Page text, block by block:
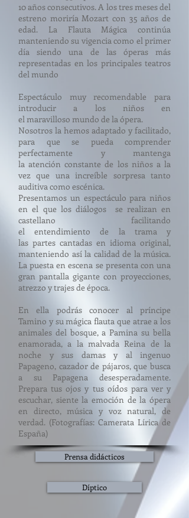
10 años consecutivos. A los tres meses del
estreno moriría Mozart con 35 años de
edad. La Flauta Mágica continúa
manteniendo su vigencia como el primer
día siendo una de las óperas más
representadas en los principales teatros
del mundo
Espectáculo muy recomendable para
introducir a los niñosen
elmaravilloso mundo de la ópera.
Nosotros la hemos adaptado y facilitado,
para que se pueda comprender
perfectamente y mantenga
laatención constante de los niños a la
vez que unaincreíble sorpresatanto
auditiva como escénica.
Presentamos un espectáculo para niños
en el que los diálogos se realizan en
castellano facilitando
elentendimiento de la trama y
las partes cantadas en idioma original,
manteniendo así la calidad de la música.
La puesta en escena se presenta con una
gran pantalla gigante con proyecciones,
atrezzo y trajes de época.
En ella podrás conocer al príncipe
Tamino y su mágica flauta que atrae a los
animales del bosque, a Pamina su bella
enamorada, a la malvada Reina de la
noche y sus damas y al ingenuo
Papageno, cazador de pájaros, que busca
a su Papagena desesperadamente.
Prepara tus ojos y tus oídos para ver y
escuchar, siente la emoción de la ópera
en directo, música y voz natural, de
verdad. (Fotografías: Camerata Líricade
España)
Prensa didácticos
Díptico